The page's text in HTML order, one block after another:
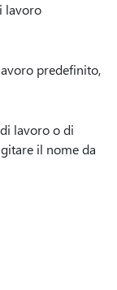
lavoro
predefinito,
lavoro o di
il nome da